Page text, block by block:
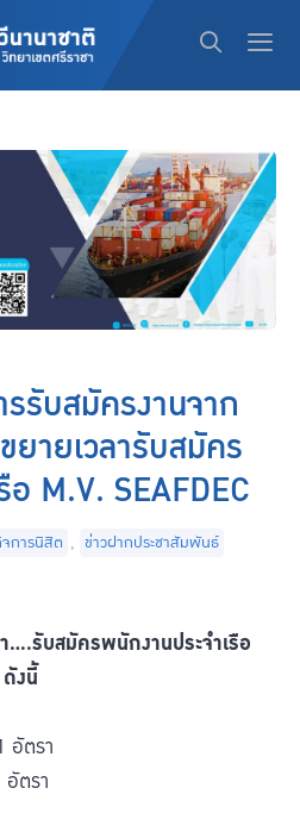
รับสมัครงานจาก
ายเวลารับสมัคร
M.V. SEAFDEC
การนิสิต , ข่าวฝากประชาสัมพันธ์
….รับสมัครพนักงานประจำเรือ
งนี้
อัตรา
ตรา